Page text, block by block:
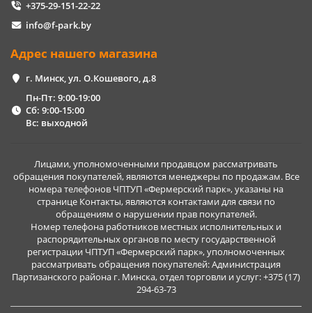
+375-29-151-22-22
info@f-park.by
Адрес нашего магазина
г. Минск, ул. О.Кошевого, д.8
Пн-Пт: 9:00-19:00
Сб: 9:00-15:00
Вс: выходной
Лицами, уполномоченными продавцом рассматривать
обращения покупателей, являются менеджеры по продажам. Все
номера телефонов ЧПТУП «Фермерский парк», указаны на
странице Контакты, являются контактами для связи по
обращениям о нарушении прав покупателей.
Номер телефона работников местных исполнительных и
распорядительных органов по месту государственной
регистрации ЧПТУП «Фермерский парк», уполномоченных
рассматривать обращения покупателей: Администрация
Партизанского района г. Минска, отдел торговли и услуг: +375 (17)
294-63-73